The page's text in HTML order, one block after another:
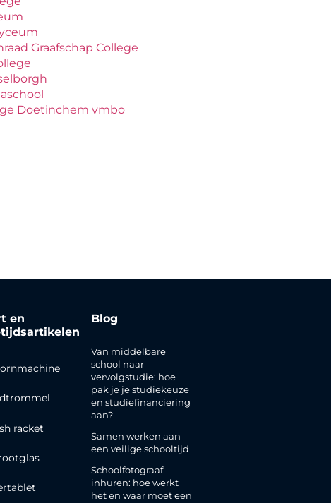
Graafschap College
Doetinchem vmbo
en
racket
Blog
Van middelbare
school naar
vervolgstudie: hoe
pak je je studiekeuze
en studiefinanciering
aan?
Samen werken aan
een veilige schooltijd
Schoolfotograaf
inhuren: hoe werkt
het en waar moet een